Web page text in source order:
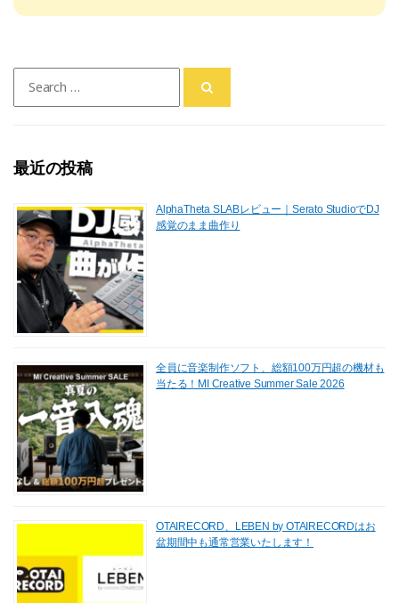
for:
最近の投稿
AlphaTheta SLABレビュー｜Serato StudioでDJ
感覚のまま曲作り
全員に音楽制作ソフト、総額100万円超の機材も
当たる！MI Creative Summer Sale 2026
OTAIRECORD、LEBEN by OTAIRECORDはお
盆期間中も通常営業いたします！